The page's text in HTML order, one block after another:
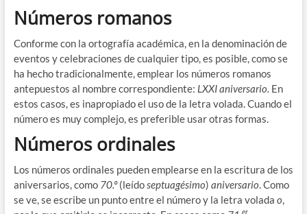
Números romanos
Conforme con la ortografía académica, en la denominación de
eventos y celebraciones de cualquier tipo, es posible, como se
ha hecho tradicionalmente, emplear los números romanos
antepuestos al nombre correspondiente: LXXI aniversario. En
estos casos, es inapropiado el uso de la letra volada. Cuando el
número es muy complejo, es preferible usar otras formas.
Números ordinales
Los números ordinales pueden emplearse en la escritura de los
aniversarios, como 70.º(leídoseptuagésimo) aniversario. Como
se ve, se escribe un punto entre el número y la letra volada o,
er